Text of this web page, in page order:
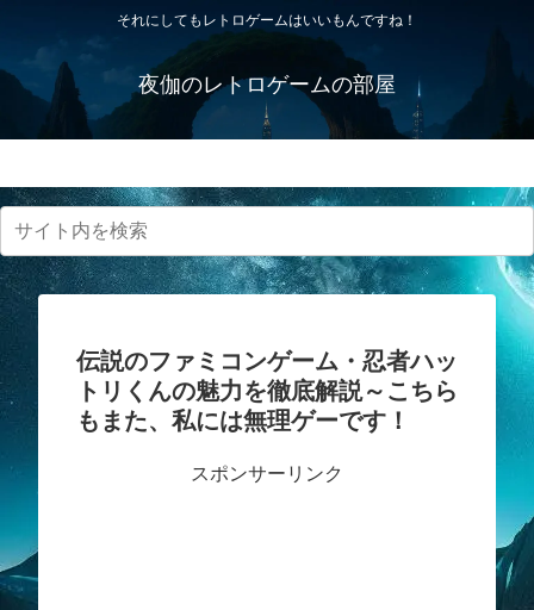
それにしてもレトロゲームはいいもんですね！
夜伽のレトロゲームの部屋
伝説のファミコンゲーム・忍者ハッ
トリくんの魅力を徹底解説～こちら
もまた、私には無理ゲーです！
スポンサーリンク